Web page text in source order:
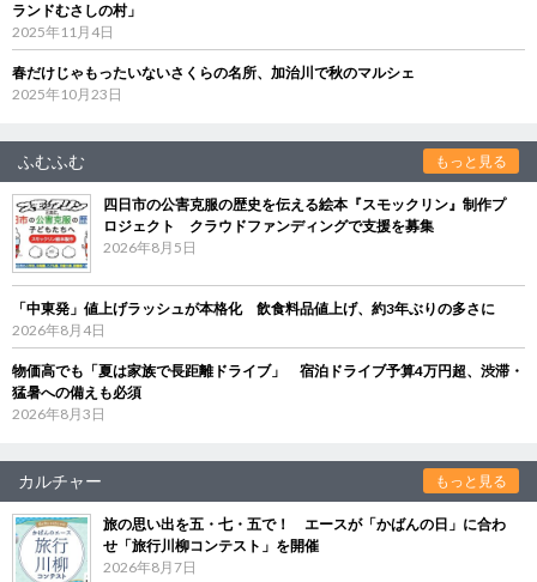
ランドむさしの村」
2025年11月4日
春だけじゃもったいないさくらの名所、加治川で秋のマルシェ
2025年10月23日
ふむふむ もっと見る
四日市の公害克服の歴史を伝える絵本『スモックリン』制作プ
ロジェクト クラウドファンディングで支援を募集
2026年8月5日
「中東発」値上げラッシュが本格化 飲食料品値上げ、約3年ぶりの多さに
2026年8月4日
物価高でも「夏は家族で長距離ドライブ」 宿泊ドライブ予算4万円超、渋滞・
猛暑への備えも必須
2026年8月3日
カルチャー もっと見る
旅の思い出を五・七・五で！ エースが「かばんの日」に合わ
せ「旅行川柳コンテスト」を開催
2026年8月7日